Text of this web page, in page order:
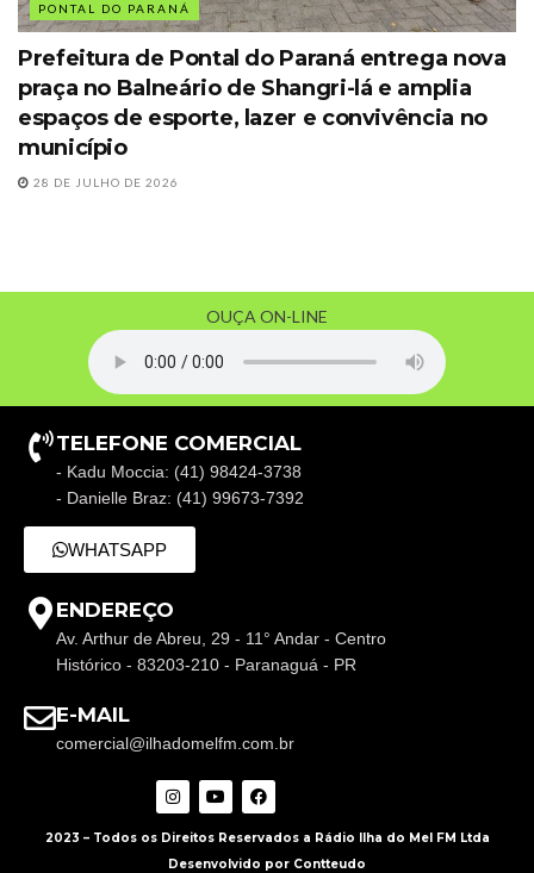
PONTAL DO PARANÁ
Prefeitura de Pontal do Paraná entrega nova
praça no Balneário de Shangri-lá e amplia
espaços de esporte, lazer e convivência no
município
28 DE JULHO DE 2026
OUÇA ON-LINE
TELEFONE COMERCIAL
- Kadu Moccia: (41) 98424-3738
- Danielle Braz: (41) 99673-7392
WHATSAPP
ENDEREÇO
Av. Arthur de Abreu, 29 - 11° Andar - Centro
Histórico - 83203-210 - Paranaguá - PR
E-MAIL
comercial@ilhadomelfm.com.br
2023 – Todos os Direitos Reservados a Rádio Ilha do Mel FM Ltda
Desenvolvido por Contteudo